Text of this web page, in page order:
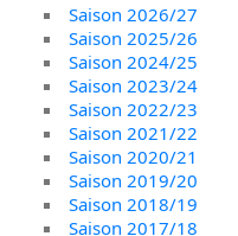
Saison 2026/27
Saison 2025/26
Saison 2024/25
Saison 2023/24
Saison 2022/23
Saison 2021/22
Saison 2020/21
Saison 2019/20
Saison 2018/19
Saison 2017/18